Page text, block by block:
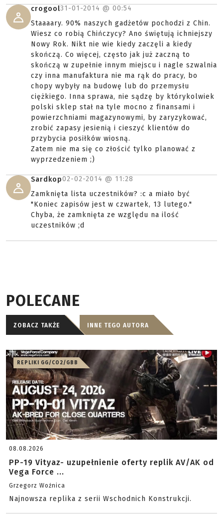
crogool31-01-2014 @ 00:54
Staaaary. 90% naszych gadżetów pochodzi z Chin.
Wiesz co robią Chińczycy? Ano świętują ichniejszy
Nowy Rok. Nikt nie wie kiedy zaczęli a kiedy
skończą. Co więcej, często jak już zaczną to
skończą w zupełnie innym miejscu i nagle szwalnia
czy inna manufaktura nie ma rąk do pracy, bo
chopy wybyły na budowę lub do przemysłu
ciężkiego. Inna sprawa, nie sądzę by którykolwiek
polski sklep stał na tyle mocno z finansami i
powierzchniami magazynowymi, by zaryzykować,
zrobić zapasy jesienią i cieszyć klientów do
przybycia posiłków wiosną.
Zatem nie ma się co złościć tylko planować z
wyprzedzeniem ;)
Sardkop02-02-2014 @ 11:28
Zamknięta lista uczestników? :c a miało być
"Koniec zapisów jest w czwartek, 13 lutego."
Chyba, że zamknięta ze względu na ilość
uczestników ;d
POLECANE
ZOBACZ TAKŻE INNE TEGO AUTORA
REPLIKI GG/CO2/GBB
08.08.2026
PP-19 Vityaz- uzupełnienie oferty replik AV/AK od
Vega Force ...
Grzegorz Woźnica
Najnowsza replika z serii Wschodnich Konstrukcji.